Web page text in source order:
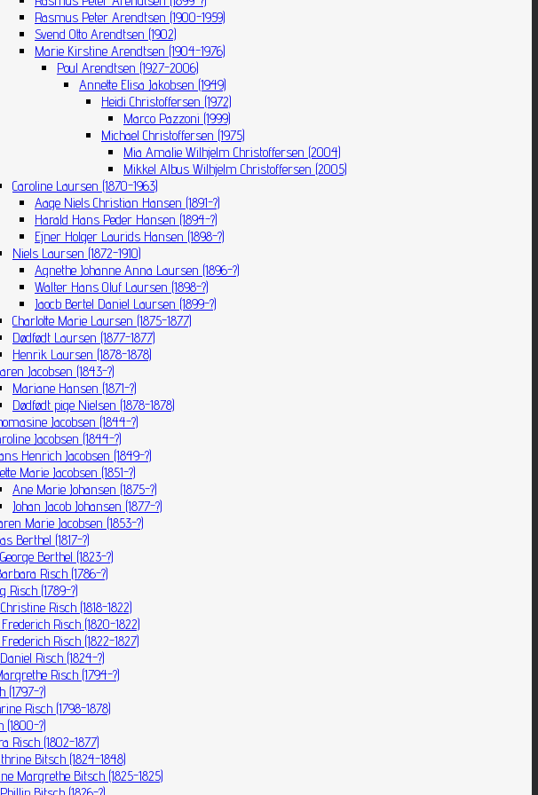
Rasmus Peter Arendtsen (1900-1959)
Svend Otto Arendtsen (1902)
Marie Kirstine Arendtsen (1904-1976)
Poul Arendtsen (1927-2006)
Annette Elisa Jakobsen (1949)
Heidi Christoffersen (1972)
Marco Pazzoni (1999)
Michael Christoffersen (1975)
Mia Amalie Wilhjelm Christoffersen (2004)
Mikkel Albus Wilhjelm Christoffersen (2005)
Caroline Laursen (1870-1963)
Aage Niels Christian Hansen (1891-?)
Harald Hans Peder Hansen (1894-?)
Ejner Holger Laurids Hansen (1898-?)
Niels Laursen (1872-1910)
Agnethe Johanne Anna Laursen (1896-?)
Walter Hans Oluf Laursen (1898-?)
Jaocb Bertel Daniel Laursen (1899-?)
Charlotte Marie Laursen (1875-1877)
Dødfødt Laursen (1877-1877)
Henrik Laursen (1878-1878)
Jacobsen (1843-?)
Mariane Hansen (1871-?)
Dødfødt pige Nielsen (1878-1878)
Jacobsen (1844-?)
Jacobsen (1844-?)
Henrich Jacobsen (1849-?)
Marie Jacobsen (1851-?)
Ane Marie Johansen (1875-?)
Johan Jacob Johansen (1877-?)
Marie Jacobsen (1853-?)
Berthel (1817-?)
Berthel (1823-?)
Risch (1786-?)
Risch (1789-?)
Risch (1818-1822)
Risch (1820-1822)
Risch (1822-1827)
Risch (1824-?)
Risch (1794-?)
(1797-?)
Risch (1798-1878)
(1800-?)
Risch (1802-1877)
Bitsch (1824-1848)
Margrethe Bitsch (1825-1825)